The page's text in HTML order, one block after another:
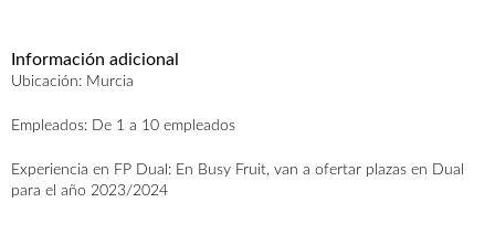
AGENDA ACTUALIDAD
Información adicional
Ubicación: Murcia
Empleados: De 1 a 10 empleados
Experiencia en FP Dual: En Busy Fruit, van a ofertar plazas en Dual
para el año 2023/2024